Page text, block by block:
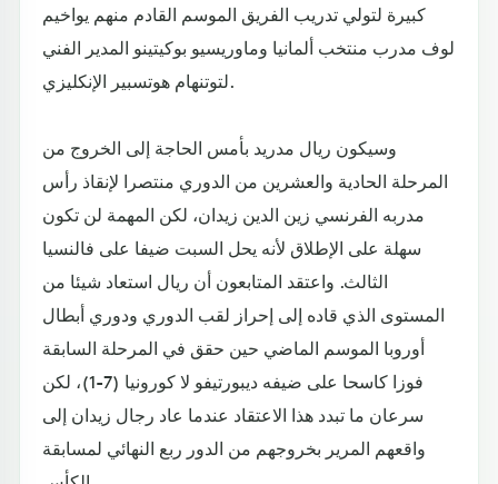
كبيرة لتولي تدريب الفريق الموسم القادم منهم يواخيم
لوف مدرب منتخب ألمانيا وماوريسيو بوكيتينو المدير الفني
لتوتنهام هوتسبير الإنكليزي.
وسيكون ريال مدريد بأمس الحاجة إلى الخروج من
المرحلة الحادية والعشرين من الدوري منتصرا لإنقاذ رأس
مدربه الفرنسي زين الدين زيدان، لكن المهمة لن تكون
سهلة على الإطلاق لأنه يحل السبت ضيفا على فالنسيا
الثالث. واعتقد المتابعون أن ريال استعاد شيئا من
المستوى الذي قاده إلى إحراز لقب الدوري ودوري أبطال
أوروبا الموسم الماضي حين حقق في المرحلة السابقة
فوزا كاسحا على ضيفه ديبورتيفو لا كورونيا (7-1)، لكن
سرعان ما تبدد هذا الاعتقاد عندما عاد رجال زيدان إلى
واقعهم المرير بخروجهم من الدور ربع النهائي لمسابقة